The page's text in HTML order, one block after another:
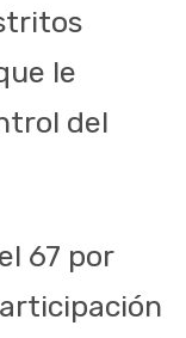
le
del
67 por